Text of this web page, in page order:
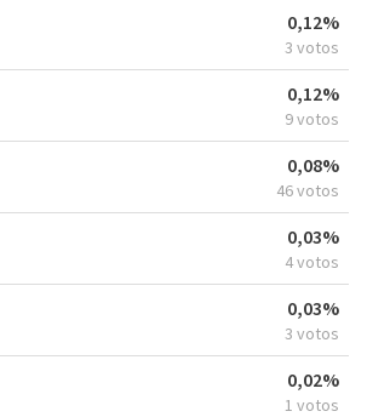
0,12%
3 votos
0,12%
9 votos
0,08%
46 votos
0,03%
4 votos
0,03%
3 votos
0,02%
1 votos